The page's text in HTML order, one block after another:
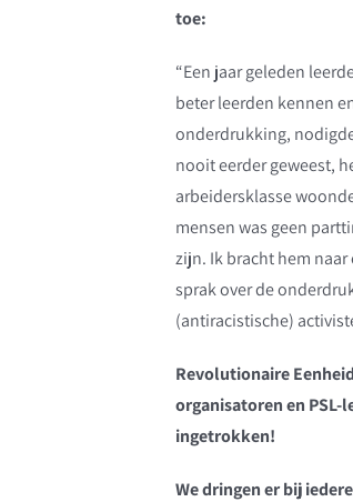
toe:
“Een jaar geleden
beter leerden kennen
onderdrukking,
nooit eerder geweest,
arbeidersklasse
mensen was geen
zijn. Ik bracht hem
sprak over de
(antiracistische)
Revolutionaire
organisatoren en PSL-
ingetrokken!
We dringen er bij